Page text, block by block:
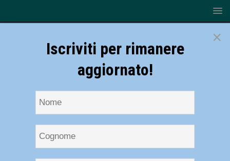
×
Iscriviti per rimanere
aggiornato!